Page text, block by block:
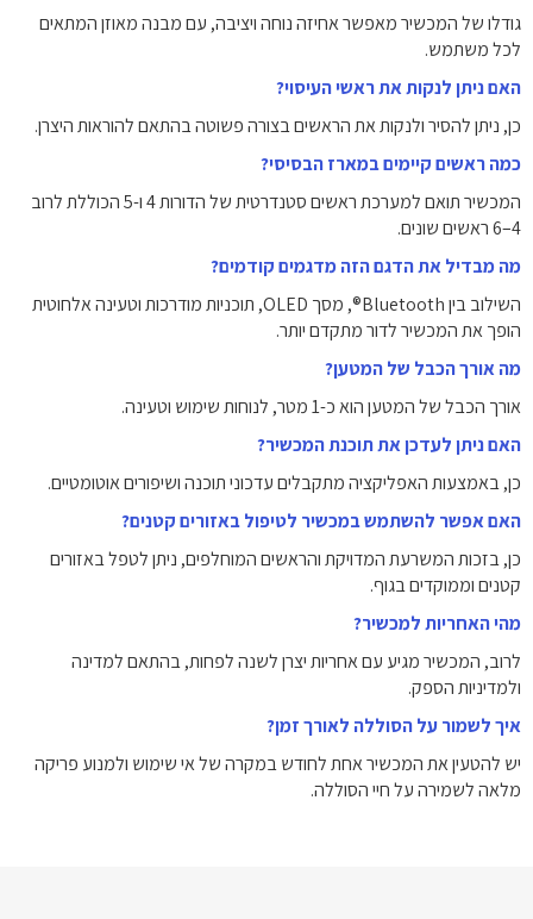
גודלו של המכשיר מאפשר אחיזה נוחה ויציבה, עם מבנה מאוזן המתאים
לכל משתמש.
האם ניתן לנקות את ראשי העיסוי?
כן, ניתן להסיר ולנקות את הראשים בצורה פשוטה בהתאם להוראות היצרן.
כמה ראשים קיימים במארז הבסיסי?
המכשיר תואם למערכת ראשים סטנדרטית של הדורות 4 ו-5 הכוללת לרוב
4–6 ראשים שונים.
מה מבדיל את הדגם הזה מדגמים קודמים?
השילוב בין Bluetooth®, מסך OLED, תוכניות מודרכות וטעינה אלחוטית
הופך את המכשיר לדור מתקדם יותר.
מה אורך הכבל של המטען?
אורך הכבל של המטען הוא כ-1 מטר, לנוחות שימוש וטעינה.
האם ניתן לעדכן את תוכנת המכשיר?
כן, באמצעות האפליקציה מתקבלים עדכוני תוכנה ושיפורים אוטומטיים.
האם אפשר להשתמש במכשיר לטיפול באזורים קטנים?
כן, בזכות המשרעת המדויקת והראשים המוחלפים, ניתן לטפל באזורים
קטנים וממוקדים בגוף.
מהי האחריות למכשיר?
לרוב, המכשיר מגיע עם אחריות יצרן לשנה לפחות, בהתאם למדינה
ולמדיניות הספק.
איך לשמור על הסוללה לאורך זמן?
יש להטעין את המכשיר אחת לחודש במקרה של אי שימוש ולמנוע פריקה
מלאה לשמירה על חיי הסוללה.